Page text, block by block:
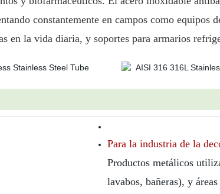
constantemente en campos como
en la vida diaria, y soportes para armarios
Para la industria de la
Productos metálicos
lavabos, bañeras), y